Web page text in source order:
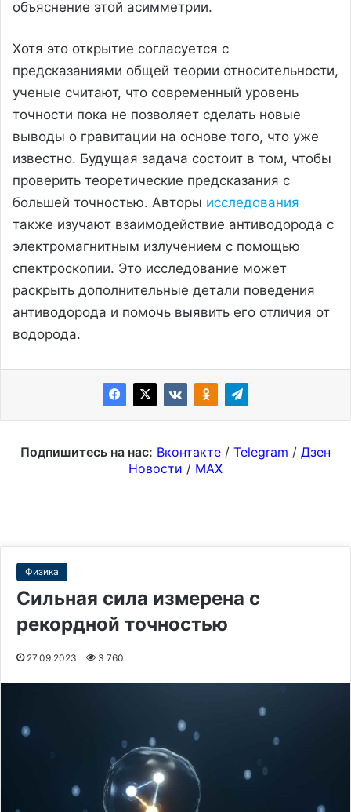
объяснение этой асимметрии.
Хотя это открытие согласуется с
предсказаниями общей теории относительности,
ученые считают, что современный уровень
точности пока не позволяет сделать новые
выводы о гравитации на основе того, что уже
известно. Будущая задача состоит в том, чтобы
проверить теоретические предсказания с
большей точностью. Авторы исследования
также изучают взаимодействие антиводорода с
электромагнитным излучением с помощью
спектроскопии. Это исследование может
раскрыть дополнительные детали поведения
антиводорода и помочь выявить его отличия от
водорода.
Подпишитесь на нас: Вконтакте / Telegram / Дзен
Новости / MAX